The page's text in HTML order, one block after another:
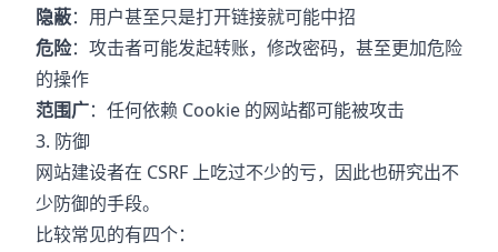
隐蔽：用户甚至只是打开链接就可能中招
危险：攻击者可能发起转账，修改密码，甚至更加危险
的操作
范围广：任何依赖 Cookie 的网站都可能被攻击
3. 防御
网站建设者在 CSRF 上吃过不少的亏，因此也研究出不
少防御的手段。
比较常见的有四个：